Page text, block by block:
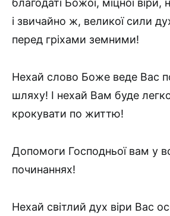
і звичайно ж, великої сили
перед гріхами земними!
Нехай слово Боже веде Вас
шляху! І нехай Вам буде легко
крокувати по життю!
Допомоги Господньої вам у
починаннях!
Нехай світлий дух віри Вас